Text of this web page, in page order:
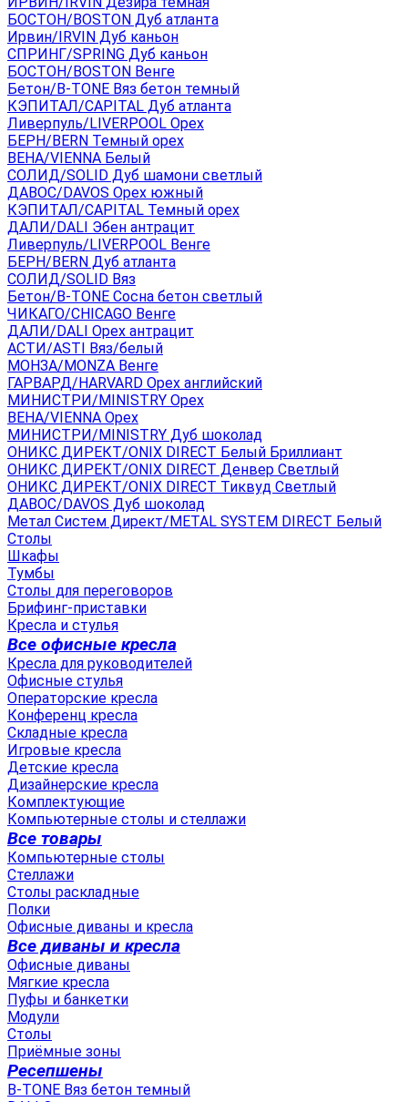
БОСТОН/BOSTON Дуб атланта
Ирвин/IRVIN Дуб каньон
СПРИНГ/SPRING Дуб каньон
БОСТОН/BOSTON Венге
Бетон/B-TONE Вяз бетон темный
КЭПИТАЛ/CAPITAL Дуб атланта
Ливерпуль/LIVERPOOL Орех
БЕРН/BERN Темный орех
ВЕНА/VIENNA Белый
СОЛИД/SOLID Дуб шамони светлый
ДАВОС/DAVOS Орех южный
КЭПИТАЛ/CAPITAL Темный орех
ДАЛИ/DALI Эбен антрацит
Ливерпуль/LIVERPOOL Венге
БЕРН/BERN Дуб атланта
СОЛИД/SOLID Вяз
Бетон/B-TONE Сосна бетон светлый
ЧИКАГО/CHICAGO Венге
ДАЛИ/DALI Орех антрацит
АСТИ/ASTI Вяз/белый
МОНЗА/MONZA Венге
ГАРВАРД/HARVARD Орех английский
МИНИСТРИ/MINISTRY Орех
ВЕНА/VIENNA Орех
МИНИСТРИ/MINISTRY Дуб шоколад
ОНИКС ДИРЕКТ/ONIX DIRECT Белый Бриллиант
ОНИКС ДИРЕКТ/ONIX DIRECT Денвер Светлый
ОНИКС ДИРЕКТ/ONIX DIRECT Тиквуд Светлый
ДАВОС/DAVOS Дуб шоколад
Метал Систем Директ/METAL SYSTEM DIRECT Белый
Столы
Шкафы
Тумбы
Столы для переговоров
Брифинг-приставки
Кресла и стулья
Все офисные кресла
Кресла для руководителей
Офисные стулья
Операторские кресла
Конференц кресла
Складные кресла
Игровые кресла
Детские кресла
Дизайнерские кресла
Комплектующие
Компьютерные столы и стеллажи
Все товары
Компьютерные столы
Стеллажи
Столы раскладные
Полки
Офисные диваны и кресла
Все диваны и кресла
Офисные диваны
Мягкие кресла
Пуфы и банкетки
Модули
Столы
Приёмные зоны
Ресепшены
B-TONE Вяз бетон темный